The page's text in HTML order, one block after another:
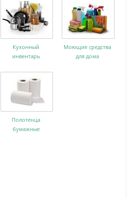
Кухонный
инвентарь
Моющие средства
для дома
Полотенца
бумажные